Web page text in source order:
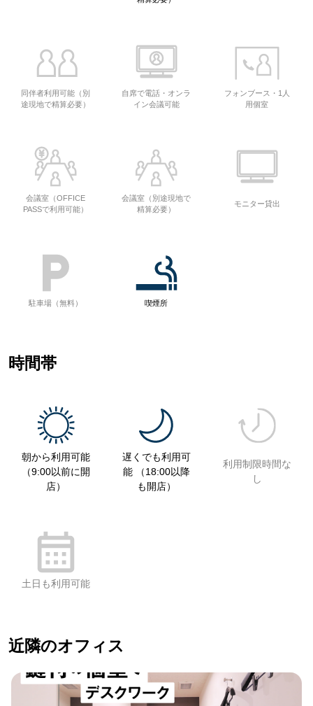
同伴者利用可能（別
途現地で精算必要）
自席で電話・オンラ
イン会議可能
フォンブース・1人
用個室
会議室（OFFICE
PASSで利用可能）
会議室（別途現地で
精算必要）
モニター貸出
駐車場（無料） 喫煙所
時間帯
朝から利用可能
（9:00以前に開
店）
遅くでも利用可
能 （18:00以降
も開店）
利用制限時間な
し
土日も利用可能
近隣のオフィス